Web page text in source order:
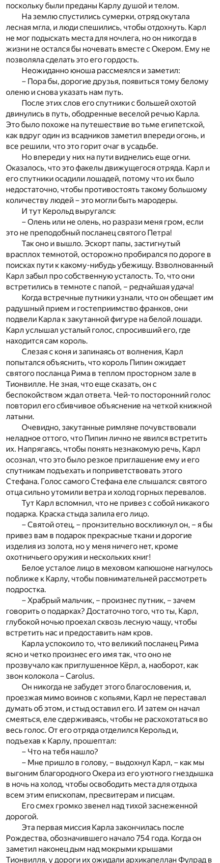
поскольку были преданы Карлу душой и телом.
На землю спустились сумерки, отряд окутала
лесная мгла, и люди спешились, чтобы отдохнуть. Карл
не мог подыскать места для ночлега, но он никогда в
жизни не остался бы ночевать вместе с Окером. Ему не
позволяла сделать это его гордость.
Неожиданно юноша рассмеялся и заметил:
– Пора бы, дорогие друзья, появиться тому белому
оленю и снова указать нам путь.
После этих слов его спутники с большей охотой
двинулись в путь, ободренные веселой речью Карла.
Это было похоже на путешествие во тьме египетской,
как вдруг один из всадников заметил впереди огонь, и
все решили, что это горит очаг в усадьбе.
Но впереди у них на пути виднелись еще огни.
Оказалось, что это факелы движущегося отряда. Карл и
его спутники осадили лошадей, потому что их было
недостаточно, чтобы противостоять такому большому
количеству людей – это могли быть мародеры.
И тут Керольд выругался:
– Олень или не олень, но разрази меня гром, если
это не преподобный посланец святого Петра!
Так оно и вышло. Эскорт папы, застигнутый
врасплох темнотой, осторожно пробирался по дороге в
поисках пути к какому-нибудь убежищу. Взволнованный
Карл забыл про собственную усталость. То, что они
встретились в темноте с папой, – редчайшая удача!
Когда встречные путники узнали, что он обещает им
радушный прием и гостеприимство франков, они
подвели Карла к закутанной фигуре на белой лошади.
Карл услышал усталый голос, спросивший его, где
находится сам король.
Слезая с коня и запинаясь от волнения, Карл
попытался объяснить, что король Пипин ожидает
святого посланца Рима в теплом просторном зале в
Тионвилле. Не зная, что еще сказать, он с
беспокойством ждал ответа. Чей-то посторонний голос
повторил его сбивчивое объяснение на четкой книжной
латыни.
Очевидно, закутанные римляне почувствовали
неладное оттого, что Пипин лично не явился встретить
их. Напрягаясь, чтобы понять незнакомую речь, Карл
осознал, что это было резкое приглашение ему и его
спутникам подъехать и поприветствовать этого
Стефана. Голос самого Стефана еле слышался: святого
отца сильно утомили ветра и холод горных перевалов.
Тут Карл вспомнил, что не привез с собой никакого
подарка. Краска стыда залила его лицо.
– Святой отец, – пронзительно воскликнул он, – я бы
привез вам в подарок прекрасные ткани и дорогие
изделия из золота, но у меня ничего нет, кроме
охотничьего оружия и нескольких книг!
Белое усталое лицо в меховом капюшоне нагнулось
поближе к Карлу, чтобы повнимательней рассмотреть
подростка.
– Храбрый мальчик, – произнес путник, – зачем
говорить о подарках? Достаточно того, что ты, Карл,
глубокой ночью проехал сквозь лесную чащу, чтобы
встретить нас и предоставить нам кров.
Карла успокоило то, что великий посланец Рима
ясно и четко произнес его имя так, что оно не
прозвучало как приглушенное Кёрл, а, наоборот, как
звон колокола – Carolus.
Он никогда не забудет этого благословения, и,
проезжая мимо воинов с копьями, Карл не переставал
думать об этом, и стыд оставил его. И затем он начал
смеяться, еле сдерживаясь, чтобы не расхохотаться во
весь голос. От его отряда отделился Керольд и,
подъехав к Карлу, прошептал:
– Что на тебя нашло?
– Мне пришло в голову, – выдохнул Карл, – как мы
выгоним благородного Окера из его уютного гнездышка
в ночь на холод, чтобы освободить места для отдыха
всем этим епископам, пресвитерам и писцам.
Его смех громко звенел над тихой заснеженной
дорогой.
Эта первая миссия Карла закончилась после
Рождества, обозначившего начало 754 года. Когда он
заметил наконец дым над мокрыми крышами
Тионвилля, у дороги их ожидали архикапеллан Фулрад в